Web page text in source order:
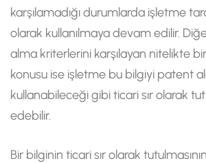
karşılamadığı durumlarda işletme
olarak kullanılmaya devam edilir.
alma kriterlerini karşılayan nitelikte
konusu ise işletme bu bilgiyi patent
kullanabileceği gibi ticari sır olarak
edebilir.
Bir bilginin ticari sır olarak